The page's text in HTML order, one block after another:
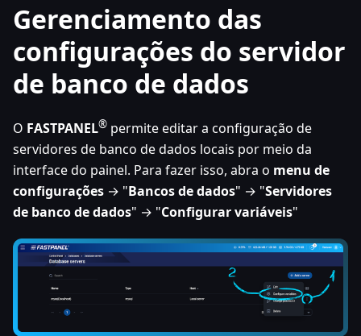
Gerenciamento das
configurações do servidor
de banco de dados
O FASTPANEL® permite editar a configuração de
servidores de banco de dados locais por meio da
interface do painel. Para fazer isso, abra o menu de
configurações → "Bancos de dados" → "Servidores
de banco de dados" → "Configurar variáveis"